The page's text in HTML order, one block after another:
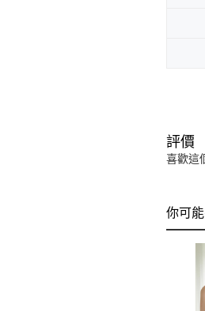
評價
喜歡這
你可